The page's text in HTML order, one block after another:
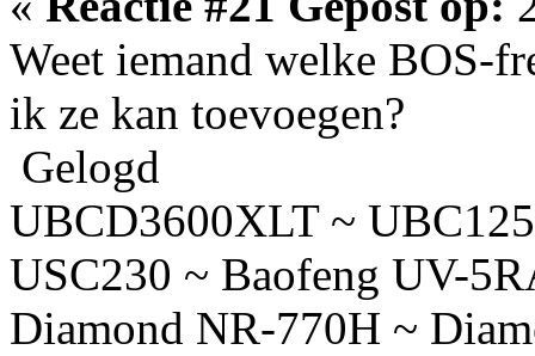
Weet iemand welke BOS-
ik ze kan toevoegen?
Gelogd
UBCD3600XLT ~
USC230 ~ Baofeng UV-
Diamond NR-770H ~